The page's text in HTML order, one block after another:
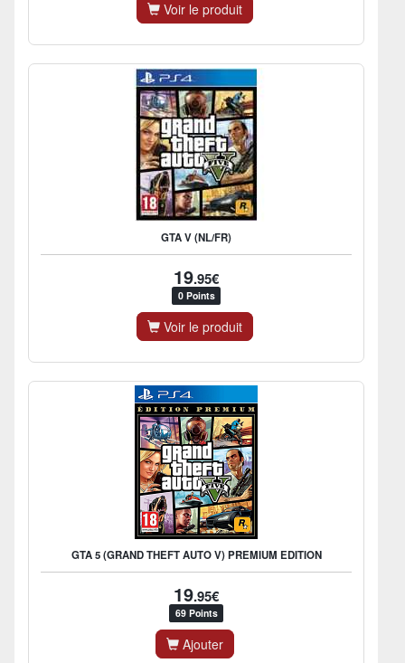
Voir le produit
GTA V (NL/FR)
19.95€
0 Points
Voir le produit
GTA 5 (GRAND THEFT AUTO V) PREMIUM EDITION
19.95€
69 Points
Ajouter